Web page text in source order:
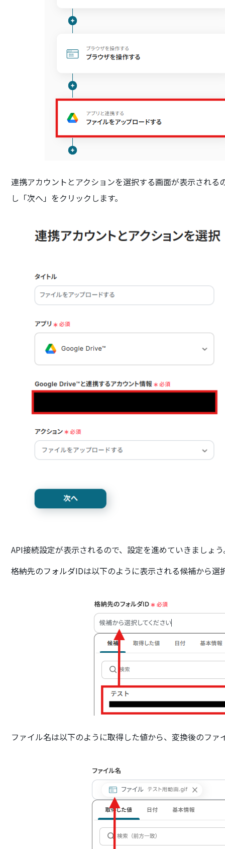
連携アカウントとアクションを選択する画面が表示され
し「次へ」をクリックします。
API接続設定が表示されるので、設定を進めていきましょ
格納先のフォルダIDは以下のように表示される候補から選
ファイル名は以下のように取得した値から、変換後のファ